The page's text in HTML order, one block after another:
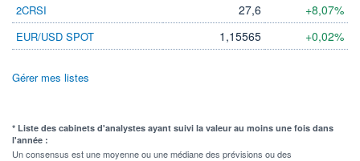
2CRSI 27,6 +8,07%
EUR/USD SPOT 1,15565 +0,02%
Gérer mes listes
* Liste des cabinets d'analystes ayant suivi la valeur au moins une fois dans
l'année :
Un consensus est une moyenne ou une médiane des prévisions ou des